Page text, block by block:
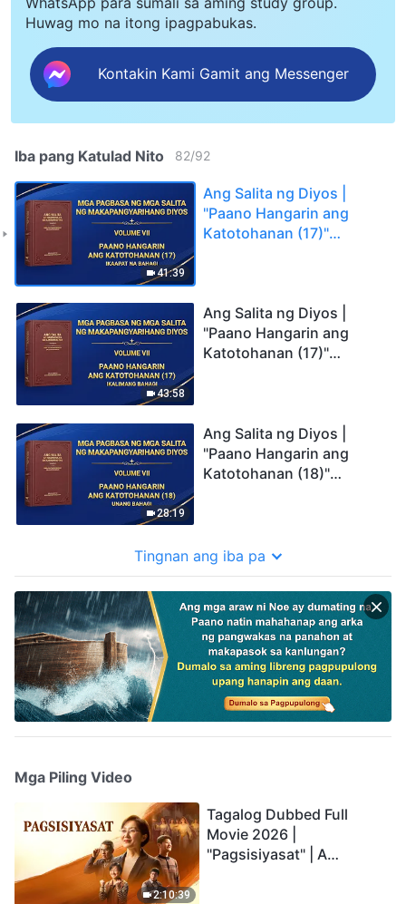
Huwag mo na itong ipagpabukas.
Kontakin Kami Gamit ang Messenger
Iba pang Katulad Nito 82/92
41:39
Ang Salita ng Diyos |
"Paano Hangarin ang
Katotohanan (17)"
43:58
Ang Salita ng Diyos |
"Paano Hangarin ang
Katotohanan (17)"
28:19
Ang Salita ng Diyos |
"Paano Hangarin ang
Katotohanan (18)"
Tingnan ang iba pa
Mga Piling Video
2:10:39
Tagalog Dubbed Full
Movie 2026 |
"Pagsisiyasat" | A